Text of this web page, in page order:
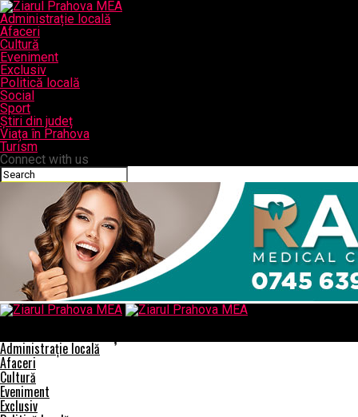
Administrație locală
Afaceri
Cultură
Eveniment
Exclusiv
Politică locală
Social
Sport
Știri din județ
Viața în Prahova
Turism
Connect with us
Administrație locală
Afaceri
Cultură
Eveniment
Exclusiv